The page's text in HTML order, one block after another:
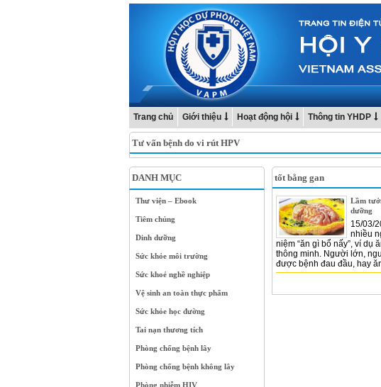
Trang chủ Giới thiệu Hoạt động hội Thông tin YHDP
Tư vấn bệnh do vi rút HPV
DANH MỤC
Thư viện – Ebook
Tiêm chủng
Dinh dưỡng
Sức khỏe môi trường
Sức khoẻ nghề nghiệp
Vệ sinh an toàn thực phẩm
Sức khỏe học đường
Tai nạn thương tích
Phòng chống bệnh lây
Phòng chống bệnh không lây
Phòng nhiễm HIV
tốt bằng gan
Lầm
dưỡng
15/03/
nhiều
niệm “ăn gì bổ nấy”, ví dụ
thông minh. Người lớn,
được bệnh đau đầu, hay